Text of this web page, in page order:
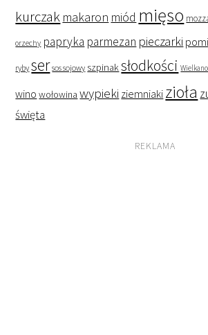
kurczak makaron miód mięso
orzechy papryka parmezan pieczarki
ryby ser sos sojowy szpinaksłodkości
wino wołowina wypieki ziemniaki zioła
święta
REKLAMA